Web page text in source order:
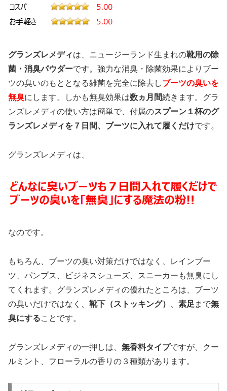
グランズレメディは、ニュージーランド生まれの靴用の除
菌・消臭パウダーです。強力な消臭・除菌効果によりブー
ツの臭いのもととなる雑菌を完全に除去しブーツの臭いを
無臭にします。しかも無臭効果は数ヵ月間続きます。グラ
ンズレメディの使い方は簡単で、付属のスプーン１杯のグ
ランズレメディを７日間、ブーツに入れて履くだけです。
グランズレメディは、
なのです。
もちろん、ブーツの臭い対策だけではなく、レインブー
ツ、パンプス、ビジネスシューズ、スニーカーも無臭にし
てくれます。グランズレメディの優れたところは、ブーツ
の臭いだけではなく、 靴下（ストッキング） 素足 まで無
臭にすることです。
グランズレメディの一押しは、 無香料タイプですが、クー
ルミント、フローラルの香りの３種類があります。